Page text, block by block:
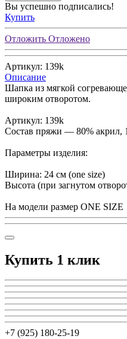
Вы успешно подписались!
Купить
Отложить Отложено
Артикул: 139k
Описание
Шапка из мягкой
широким отворотом.
Артикул: 139k
Состав пряжи — 80% акрил,
Параметры изделия:
Ширина: 24 см (one size)
Высота (при загнутом
На модели размер ONE SIZE
Купить 1 клик
+7 (925) 180-25-19